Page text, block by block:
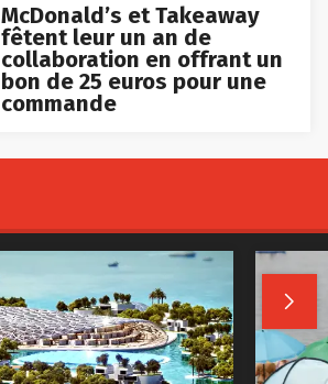
McDonald’s et Takeaway
fêtent leur un an de
collaboration en offrant un
bon de 25 euros pour une
commande
